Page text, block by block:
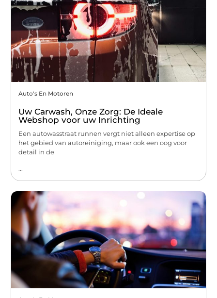
Auto's En Motoren
Uw Carwash, Onze Zorg: De Ideale
Webshop voor uw Inrichting
Een autowasstraat runnen vergt niet alleen expertise op
het gebied van autoreiniging, maar ook een oog voor
detail in de
...